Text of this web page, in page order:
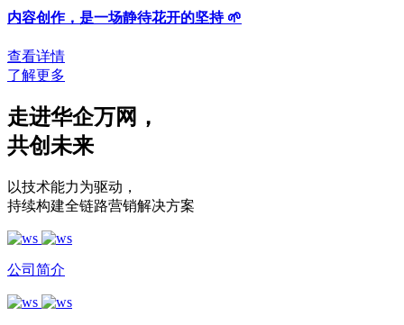
内容创作，是一场静待花开的坚持 🌱
查看详情
了解更多
走进华企万网 ，
共创未来
以技术能力为驱动 ，
持续构建全链路营销解决方案
公司简介